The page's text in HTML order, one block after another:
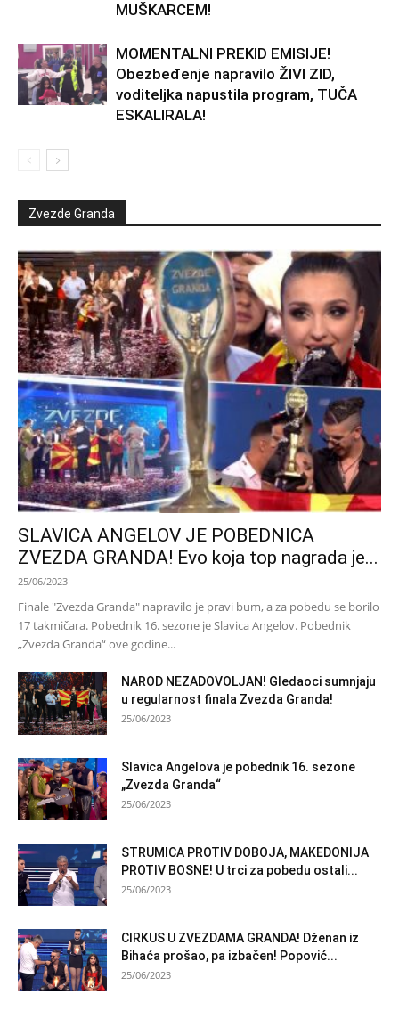
MUŠKARCEM!
MOMENTALNI PREKID EMISIJE!
Obezbeđenje napravilo ŽIVI ZID,
voditeljka napustila program, TUČA
ESKALIRALA!
Zvezde Granda
SLAVICA ANGELOV JE POBEDNICA
ZVEZDA GRANDA! Evo koja top nagrada je...
25/06/2023
Finale "Zvezda Granda" napravilo je pravi bum, a za pobedu se borilo
17 takmičara. Pobednik 16. sezone je Slavica Angelov. Pobednik
„Zvezda Granda“ ove godine...
NAROD NEZADOVOLJAN! Gledaoci sumnjaju
u regularnost finala Zvezda Granda!
25/06/2023
Slavica Angelova je pobednik 16. sezone
„Zvezda Granda“
25/06/2023
STRUMICA PROTIV DOBOJA, MAKEDONIJA
PROTIV BOSNE! U trci za pobedu ostali...
25/06/2023
CIRKUS U ZVEZDAMA GRANDA! Dženan iz
Bihaća prošao, pa izbačen! Popović...
25/06/2023